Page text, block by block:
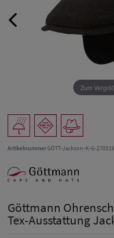
Zum
ArtikelnummerGÖTT-Jackson-K-G-
Göttmann
Tex-Ausstattung